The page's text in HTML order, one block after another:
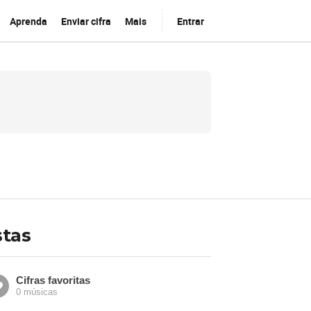
Aprenda Enviar cifra Mais Entrar
Cifras favoritas
0 músicas